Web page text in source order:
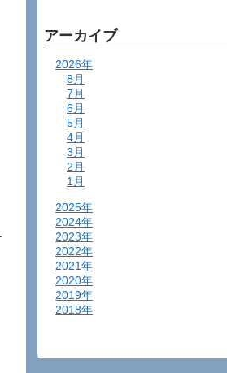
アーカイブ
2026年
8月
7月
6月
5月
4月
3月
2月
1月
2025年
2024年
2023年
2022年
2021年
2020年
2019年
2018年